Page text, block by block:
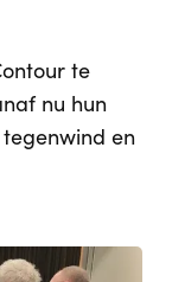
te
nu hun
en